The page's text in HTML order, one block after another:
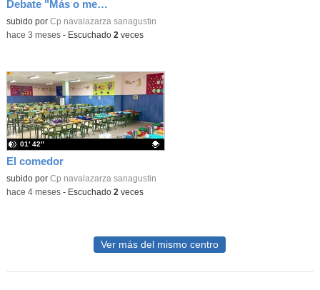
Debate "Más o menos tiempo de patio"
Contenido educativo.
subido por Cp navalazarza sanagustin
-hace 3 meses- Escuchado 2veces
El comedor
Contenido educativo.
subido por Cp navalazarza sanagustin
01′ 42″
-hace 4 meses- Escuchado 2veces
Ver más del mismo centro